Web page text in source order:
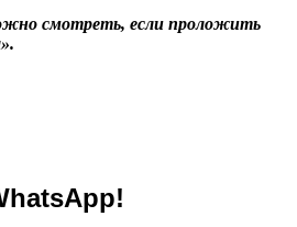
смотреть, если проложить